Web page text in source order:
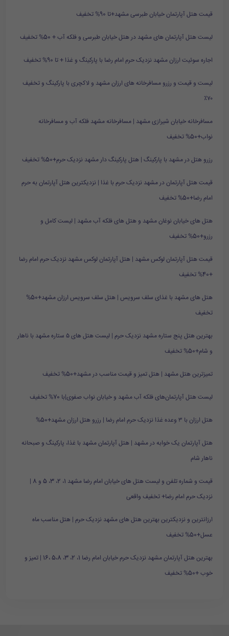
قیمت هتل آپارتمان خیابان طبرسی مشهد+تا 90% تخفیف
لیست هتل آپارتمان های مشهد در هتل خیابان طبرسی و فلکه آب + 50% تخفیف
اجاره سوئیت ارزان مشهد نزدیک حرم امام رضا با پارکینگ و غذا + تا 90% تخفیف
لیست و قیمت و رزرو مسافرخانه های ارزان مشهد و لاکچری با پارکینگ و تخفیف
۷۰٪
مسافرخانه خیابان شیرازی مشهد | مسافرخانه مشهد فلکه آب و مسافرخانه
نواب+50% تخفیف
رزرو هتل در مشهد با پارکینگ | هتل پارکینگ دار مشهد نزدیک حرم+50% تخفیف
قیمت هتل آپارتمان در مشهد نزدیک حرم با غذا | نزدیکترین هتل آپارتمان به حرم
امام رضا+50% تخفیف
هتل های خیابان نوغان مشهد و هتل های فلکه آب مشهد | لیست کامل و
رزرو+50% تخفیف
قیمت هتل آپارتمان لوکس مشهد | هتل آپارتمان لوکس مشهد نزدیک حرم امام رضا
+40% تخفیف
هتل های مشهد با غذای سلف سرویس | هتل سلف سرویس ارزان مشهد+50%
تخفیف
بهترین هتل پنج ستاره مشهد نزدیک حرم | لیست هتل های ۵ ستاره مشهد با ناهار
و شام+50% تخفیف
تمیزترین هتل مشهد | هتل تمیز و قیمت مناسب در مشهد+50% تخفیف
لیست هتل آپارتمان‌های فلکه آب مشهد و خیابان نواب صفوی|با 70% تخفیف
هتل ارزان با ۳ وعده غذا نزدیک حرم امام رضا | رزرو هتل ارزان مشهد+50%
هتل آپارتمان یک خوابه در مشهد | هتل آپارتمان مشهد با غذا، پارکینگ و صبحانه
ناهار شام
قیمت و شماره تلفن و لیست هتل های خیابان امام رضا مشهد 1، 2، 3، 5 و 8 |
نزدیک حرم امام رضا+ تخفیف واقعی
ارزانترین و نزدیکترین بهترین هتل های مشهد نزدیک حرم | هتل مناسب ماه
عسل+50% تخفیف
بهترین هتل آپارتمان مشهد نزدیک حرم خیابان امام رضا 1، 2، 3، 5،8 ،16 | تمیز و
خوب +50% تخفیف